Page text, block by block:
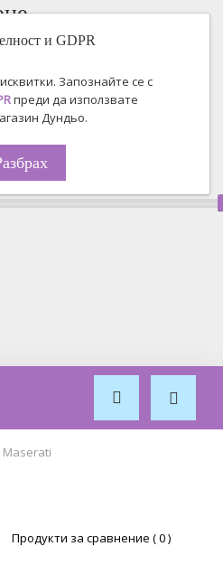
и GDPR
Запознайте се с
преди да използвате
Дундьо.
Maserati
Продукти за сравнение ( 0 )